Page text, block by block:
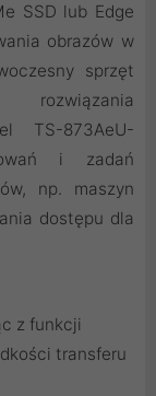
SSD lub Edge
obrazów w
sprzęt
TS-873AeU-
i zadań
np. maszyn
dostępu dla
z funkcji
transferu